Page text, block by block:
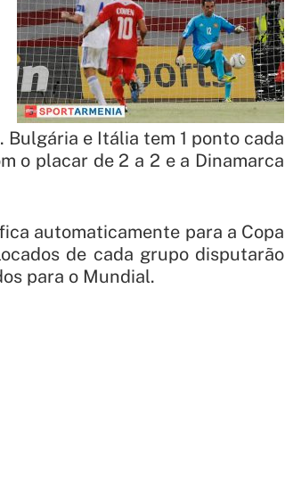
e Itália tem 1 ponto cada
o placar de 2 a 2 e a Dinamarca
automaticamente para a Copa
de cada grupo disputarão
para o Mundial.